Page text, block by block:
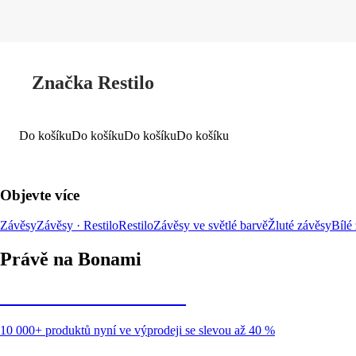
Značka Restilo
Do košíkuDo košíkuDo košíkuDo košíku
Objevte více
ZávěsyZávěsy · RestiloRestiloZávěsy ve světlé barvěŽluté závěsyBílé
Právě na Bonami
10 000+ produktů nyní ve výprodeji se slevou až 40 %